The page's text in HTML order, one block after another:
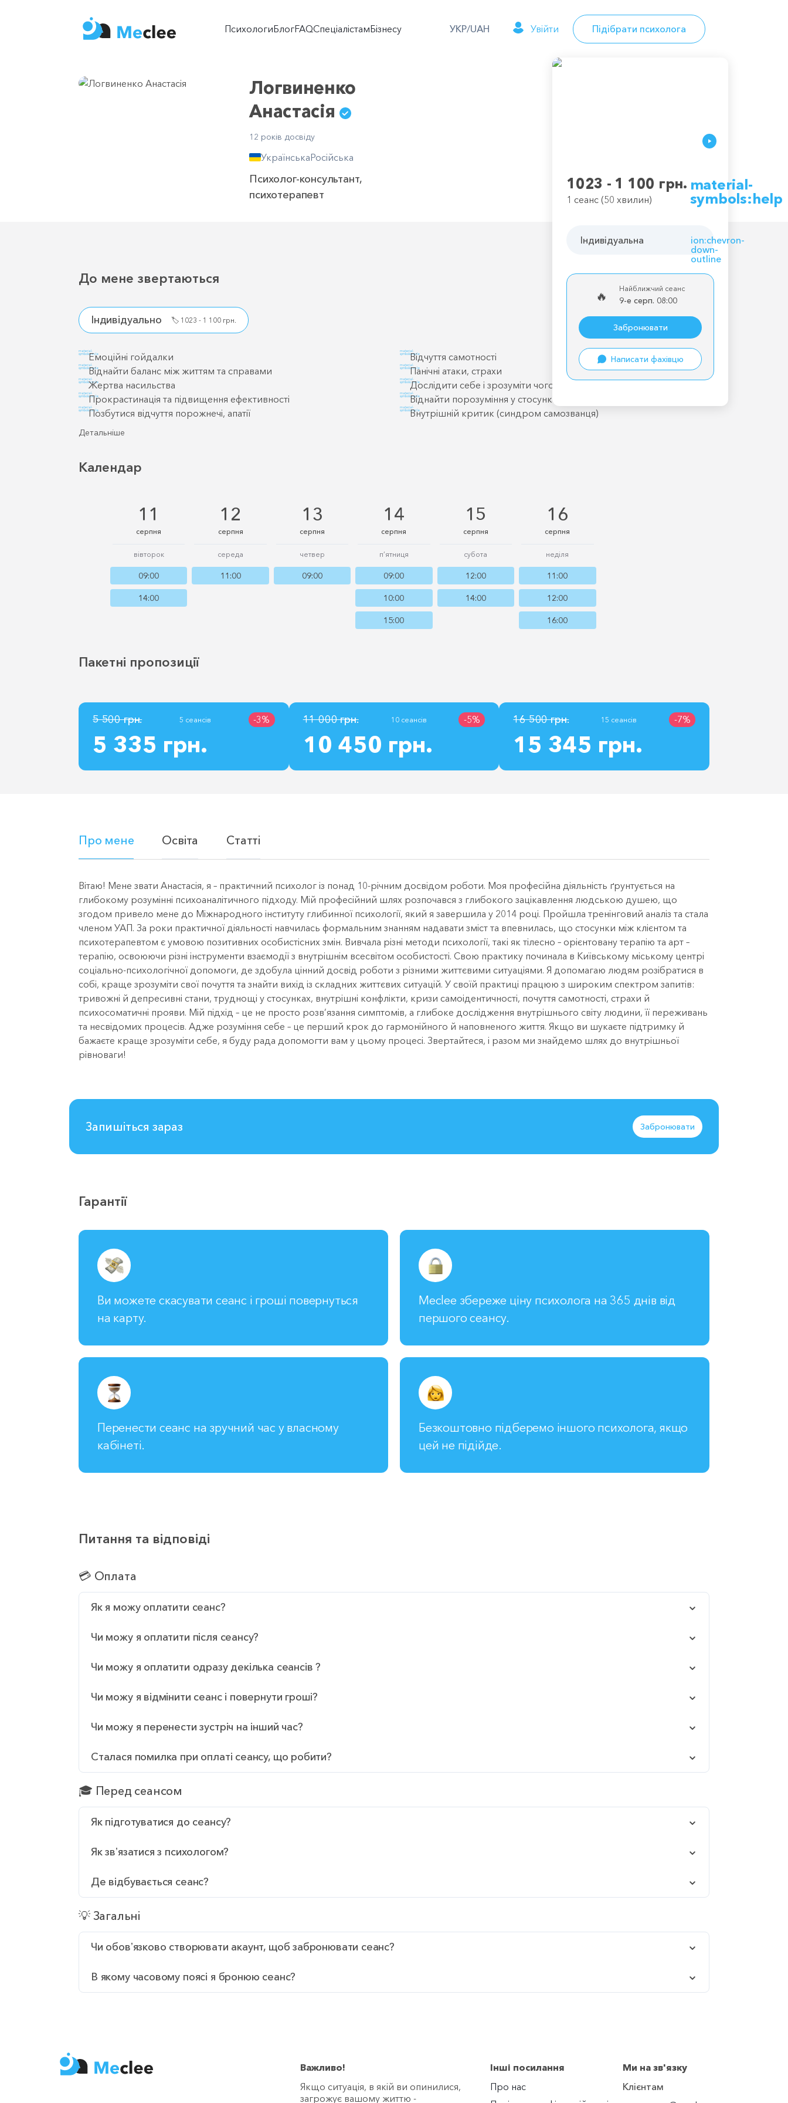
ПсихологиБлогFAQСпеціалістамБізнесу УКР/UAH Увійти Підібрати психолога
Логвиненко
Анастасія
12 років досвіду
УкраїнськаРосійська
Психолог-консультант,
психотерапевт
1023 - 1 100 грн. material-
symbols:help
1 сеанс (50 хвилин)
Індивідуальна
ion:chevron-
down-
outline
🔥
Найближчий сеанс
9-е серп. 08:00
Забронювати
Написати фахівцю
До мене звертаються
Індивідуально 🏷️ 1023 - 1 100 грн.
material-
symbols:circleЕмоційні гойдалки
material-
symbols:circleВіднайти баланс між життям та справами
material-
symbols:circleЖертва насильства
material-
symbols:circleПрокрастинація та підвищення ефективності
material-
symbols:circleПозбутися відчуття порожнечі, апатії
material-
symbols:circleВідчуття самотності
material-
symbols:circleПанічні атаки, страхи
material-
symbols:circleДослідити себе і зрозуміти чого хочу
material-
symbols:circleВіднайти порозуміння у стосунках
material-
symbols:circleВнутрішній критик (синдром самозванця)
Детальніше
Календар
11
серпня
вівторок
09:00
14:00
12
серпня
середа
11:00
13
серпня
четвер
09:00
14
серпня
п’ятниця
09:00
10:00
15:00
15
серпня
субота
12:00
14:00
16
серпня
неділя
11:00
12:00
16:00
Пакетні пропозиції
5 500 грн. 5 сеансів -3%
5 335 грн.
11 000 грн. 10 сеансів -5%
10 450 грн.
16 500 грн. 15 сеансів -7%
15 345 грн.
Про мене Освіта Статті
Вітаю! Мене звати Анастасія, я – практичний психолог із понад 10-річним досвідом роботи. Моя професійна діяльність ґрунтується на
глибокому розумінні психоаналітичного підходу. Мій професійний шлях розпочався з глибокого зацікавлення людською душею, що
згодом привело мене до Міжнародного інституту глибинної психології, який я завершила у 2014 році. Пройшла тренінговий аналіз та стала
членом УАП. За роки практичної діяльності навчилась формальним знанням надавати зміст та впевнилась, що стосунки між клієнтом та
психотерапевтом є умовою позитивних особистісних змін. Вивчала різні методи психології, такі як тілесно – орієнтовану терапію та арт –
терапію, освоюючи різні інструменти взаємодії з внутрішнім всесвітом особистості. Свою практику починала в Київському міському центрі
соціально-психологічної допомоги, де здобула цінний досвід роботи з різними життєвими ситуаціями. Я допомагаю людям розібратися в
собі, краще зрозуміти свої почуття та знайти вихід із складних життєвих ситуацій. У своїй практиці працюю з широким спектром запитів:
тривожні й депресивні стани, труднощі у стосунках, внутрішні конфлікти, кризи самоідентичності, почуття самотності, страхи й
психосоматичні прояви. Мій підхід – це не просто розв’язання симптомів, а глибоке дослідження внутрішнього світу людини, її переживань
та несвідомих процесів. Адже розуміння себе – це перший крок до гармонійного й наповненого життя. Якщо ви шукаєте підтримку й
бажаєте краще зрозуміти себе, я буду рада допомогти вам у цьому процесі. Звертайтеся, і разом ми знайдемо шлях до внутрішньої
рівноваги!
Запишіться зараз Забронювати
Гарантії
Ви можете скасувати сеанс і гроші повернуться
на карту.
Meclee збереже ціну психолога на 365 днів від
першого сеансу.
Перенести сеанс на зручний час у власному
кабінеті.
Безкоштовно підберемо іншого психолога, якщо
цей не підійде.
Питання та відповіді
💳 Оплата
Як я можу оплатити сеанс?
Чи можу я оплатити після сеансу?
Чи можу я оплатити одразу декілька сеансів ?
Чи можу я відмінити сеанс і повернути гроші?
Чи можу я перенести зустріч на інший час?
Сталася помилка при оплаті сеансу, що робити?
🎓 Перед сеансом
Як підготуватися до сеансу?
Як звʼязатися з психологом?
Де відбувається сеанс?
💡 Загальні
Чи обовʼязково створювати акаунт, щоб забронювати сеанс?
В якому часовому поясі я бронюю сеанс?
Важливо!
Якщо ситуація, в якій ви опинилися,
загрожує вашому життю -
Інші посилання
Про нас
Ми на зв'язку
Клієнтам